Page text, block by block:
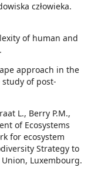
człowieka.
of human and
approach in the
of post-
L., Berry P.M.,
of Ecosystems
for ecosystem
Strategy to
Luxembourg.